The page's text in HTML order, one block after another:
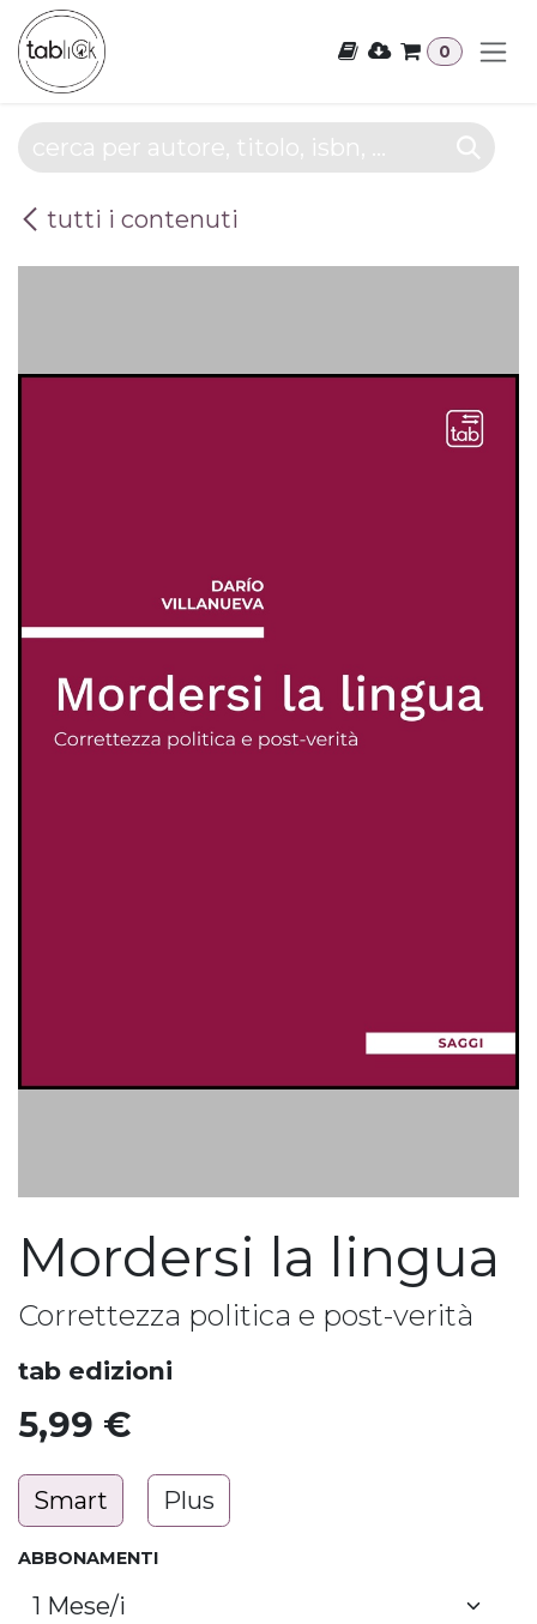
Passa al contenuto
0
tutti i contenuti
Mordersi la lingua
Correttezza politica e post-verità
tab edizioni
5,99 €
Smart Plus
ABBONAMENTI